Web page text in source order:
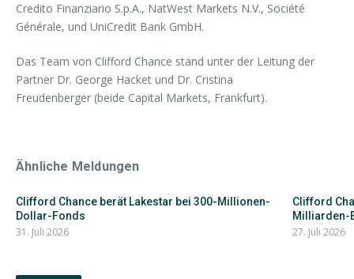
Credito Finanziario S.p.A., NatWest Markets N.V., Société
Générale, und UniCredit Bank GmbH.
Das Team von Clifford Chance stand unter der Leitung der
Partner Dr. George Hacket und Dr. Cristina
Freudenberger (beide Capital Markets, Frankfurt).
Ähnliche Meldungen
Clifford Chance berät Lakestar bei 300-Millionen-
Dollar-Fonds
31. Juli 2026
Clifford
Milliarden-
27. Juli 2026